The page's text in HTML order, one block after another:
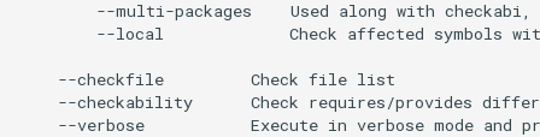
--multi-packages    Used along with
--local             Check affected symbols
    --checkfile         Check file list
--checkability      Check requires/provides
--verbose           Execute in verbose mode and